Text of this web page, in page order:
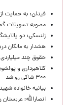
فیدان: به حمایت
مصوبه تسهیلات
زلنسکی: دو
هشدار به مالکان
حقوق چند
کلاهبرداری و
۳۰۰ شاکی رو شد
بیانیه خانواده
انصارالله: